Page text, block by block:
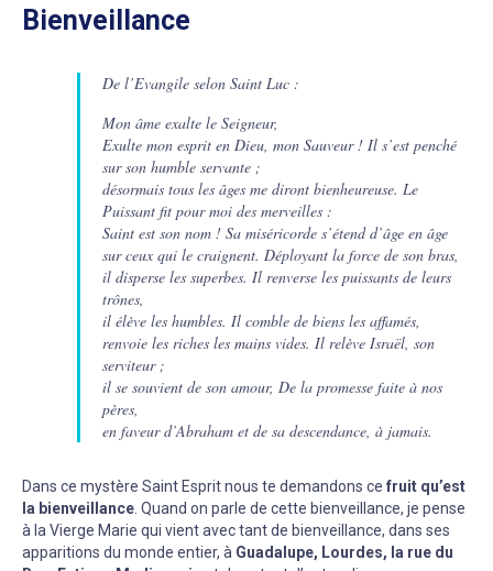
Bienveillance
De l’Evangile selon Saint Luc :
Mon âme exalte le Seigneur,
Exulte mon esprit en Dieu, mon Sauveur ! Il s’est penché
sur son humble servante ;
désormais tous les âges me diront bienheureuse. Le
Puissant fit pour moi des merveilles :
Saint est son nom ! Sa miséricorde s’étend d’âge en âge
sur ceux qui le craignent. Déployant la force de son bras,
il disperse les superbes. Il renverse les puissants de leurs
trônes,
il élève les humbles. Il comble de biens les affamés,
renvoie les riches les mains vides. Il relève Israël, son
serviteur ;
il se souvient de son amour, De la promesse faite à nos
pères,
en faveur d’Abraham et de sa descendance, à jamais.
Dans ce mystère Saint Esprit nous te demandons ce fruit qu’est
la bienveillance. Quand on parle de cette bienveillance, je pense
à la Vierge Marie qui vient avec tant de bienveillance, dans ses
apparitions du monde entier, à Guadalupe, Lourdes, la rue du